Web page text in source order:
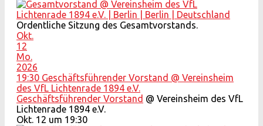
Ordentliche Sitzung des Gesamtvorstands.
Okt.
12
Mo.
2026
19:30 Geschäftsführender Vorstand @ Vereinsheim
des VfL Lichtenrade 1894 e.V.
Geschäftsführender Vorstand @ Vereinsheim des VfL
Lichtenrade 1894 e.V.
Okt. 12 um 19:30